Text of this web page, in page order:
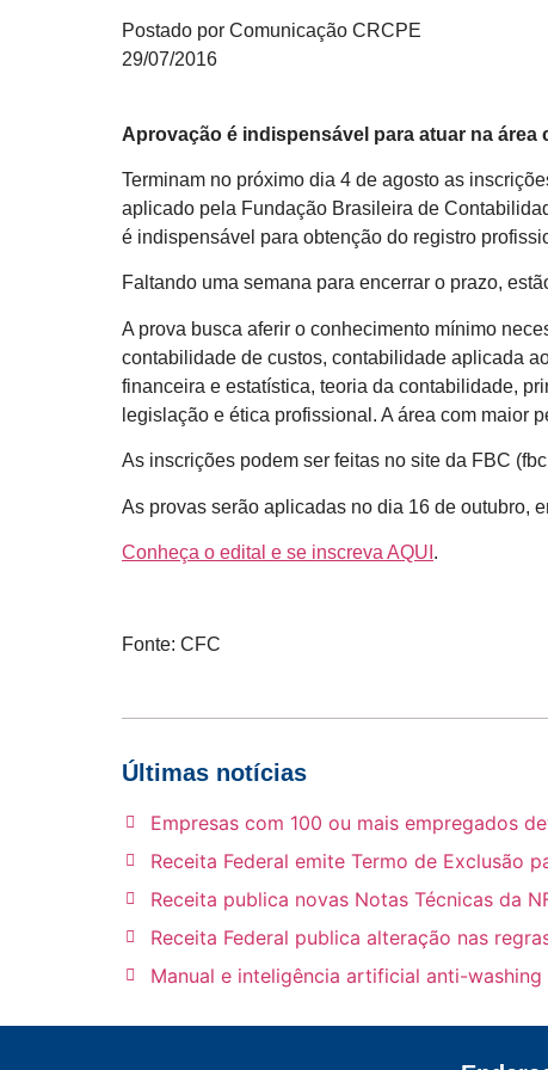
Postado por Comunicação CRCPE
29/07/2016
Aprovação é indispensável para atuar na área
Terminam no próximo dia 4 de agosto as
aplicado pela Fundação Brasileira de
é indispensável para obtenção do registro
Faltando uma semana para encerrar o prazo,
A prova busca aferir o conhecimento mínimo
contabilidade de custos, contabilidade aplicada
financeira e estatística, teoria da contabilidade,
legislação e ética profissional. A área com maior
As inscrições podem ser feitas no site da FBC
As provas serão aplicadas no dia 16 de outubro,
Conheça o edital e se inscreva AQUI .
Fonte: CFC
Últimas notícias
Empresas com 100 ou mais empregados
Receita Federal emite Termo de Exclusão
Receita publica novas Notas Técnicas da
Receita Federal publica alteração nas
Manual e inteligência artificial anti-